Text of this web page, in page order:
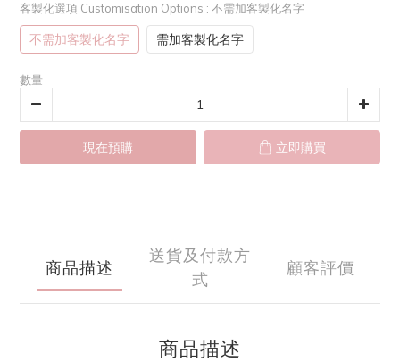
客製化選項 Customisation Options : 不需加客製化名字
不需加客製化名字 需加客製化名字
數量
現在預購 立即購買
商品描述
送貨及付款方
式
顧客評價
商品描述